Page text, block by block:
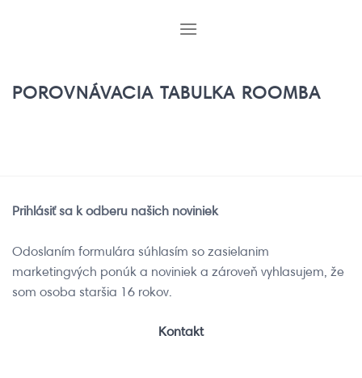
POROVNÁVACIA TABULKA ROOMBA
Prihlásiť sa k odberu našich noviniek
Odoslaním formulára súhlasím so zasielanim
marketingvých ponúk a noviniek a zároveň vyhlasujem, že
som osoba staršia 16 rokov.
Kontakt